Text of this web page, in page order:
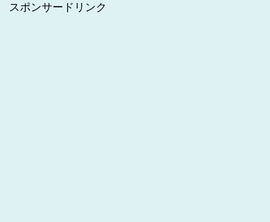
スポンサードリンク